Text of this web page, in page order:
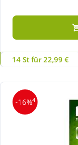
14 St für 22,99 €
-16%4